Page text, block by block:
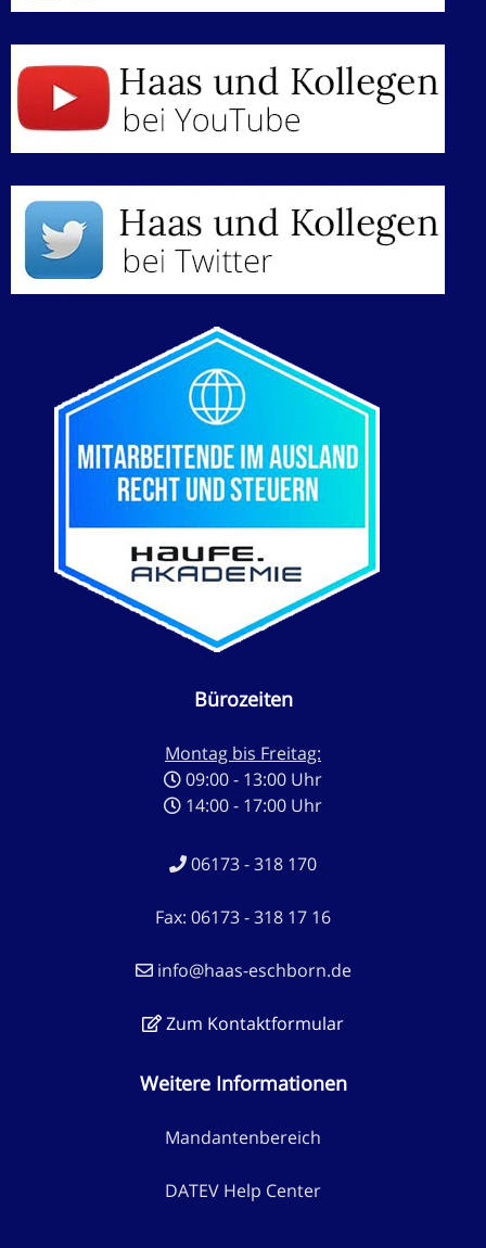
Bürozeiten
Montag bis Freitag:
09:00 - 13:00 Uhr
14:00 - 17:00 Uhr
06173 - 318 170
Fax: 06173 - 318 17 16
info@haas-eschborn.de
Zum Kontaktformular
Weitere Informationen
Mandantenbereich
DATEV Help Center